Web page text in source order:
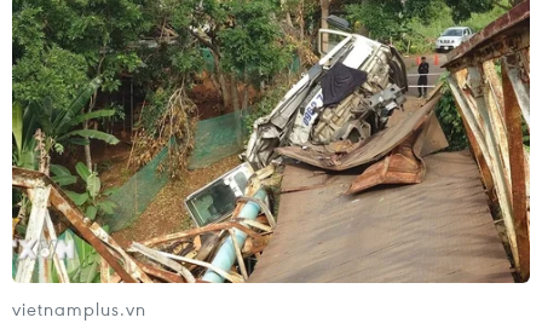
động du lịch; giám sát, xử lý nghiêm các vi phạm của tổ
chức, cá nhân...
vietnamplus.vn